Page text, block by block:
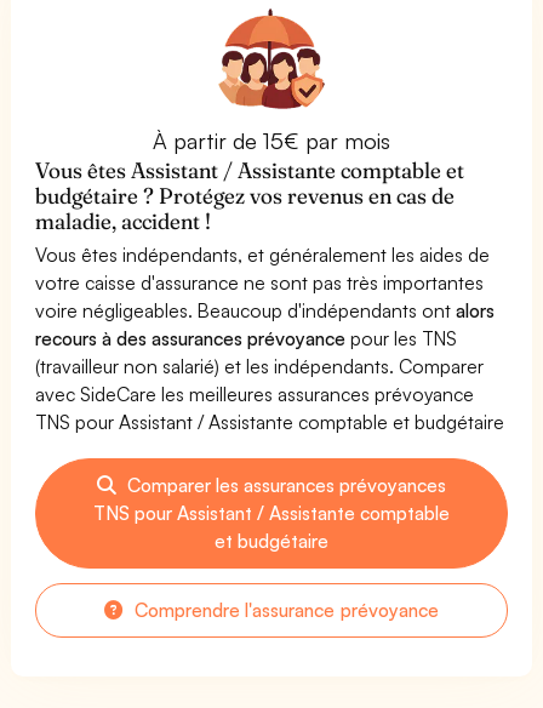
À partir de 15€ par mois
Vous êtes Assistant / Assistante comptable et
budgétaire ? Protégez vos revenus en cas de
maladie, accident !
Vous êtes indépendants, et généralement les aides de
votre caisse d'assurance ne sont pas très importantes
voire négligeables. Beaucoup d'indépendants ontalors
recours à des assurances prévoyance pour les TNS
(travailleur non salarié) et les indépendants. Comparer
avec SideCare les meilleures assurances prévoyance
TNS pour Assistant / Assistante comptable et budgétaire
Comparer les assurances prévoyances
TNS pour Assistant / Assistante comptable
et budgétaire
Comprendre l'assurance prévoyance